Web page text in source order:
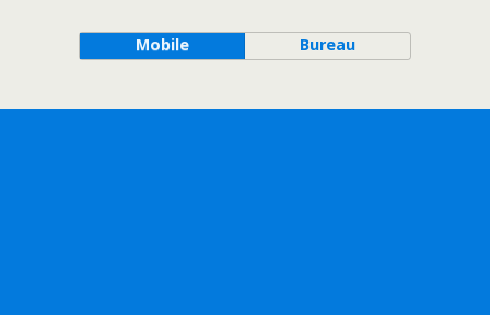
Mobile Bureau